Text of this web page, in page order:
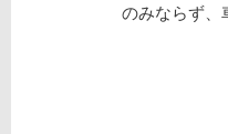
のみならず、